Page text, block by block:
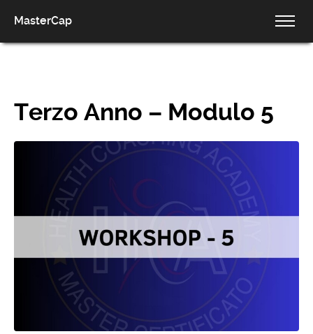
MasterCap
Terzo Anno – Modulo 5